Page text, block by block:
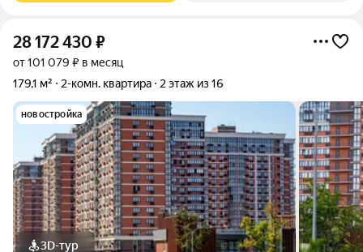
28 172 430 ₽
от 101 079 ₽ в месяц
179,1 м²
2-комн. квартира 2 этаж из 16
новостройка
3D-тур